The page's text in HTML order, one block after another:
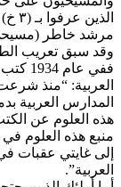
مرشد خاطر
وقد سبق تعريب
ففي
العربية: “منذ
المدارس العربية
هذه العلوم عن
منبع هذه العلوم
إلى غايتي عقبات
العربية”.